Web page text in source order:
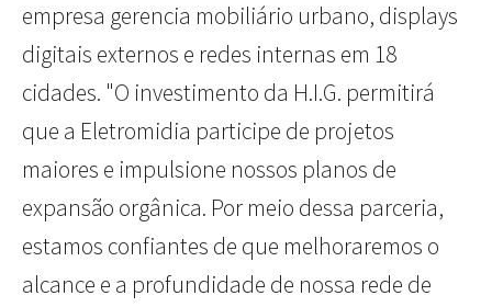
empresa gerencia mobiliário urbano, displays
digitais externos e redes internas em 18
cidades. "O investimento da H.I.G. permitirá
que a Eletromidia participe de projetos
maiores e impulsione nossos planos de
expansão orgânica. Por meio dessa parceria,
estamos confiantes de que melhoraremos o
alcance e a profundidade de nossa rede de